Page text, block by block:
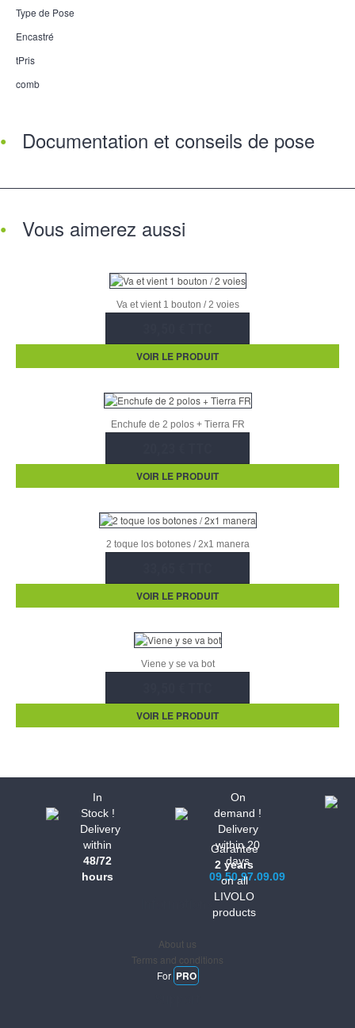
Type de Pose
Encastré
tPris
comb
Documentation et conseils de pose
Vous aimerez aussi
Va et vient 1 bouton / 2 voies
VOIR LE PRODUIT
Enchufe de 2 polos + Tierra FR
VOIR LE PRODUIT
2 toque los botones / 2x1 manera
VOIR LE PRODUIT
Viene y se va bot
VOIR LE PRODUIT
In
Stock !
Delivery
within
48/72
hours
On
demand !
Delivery
within 20
days
09.50.97.09.09
Garantee
2 years
on all
LIVOLO
products
About us
Terms and conditions
For PRO